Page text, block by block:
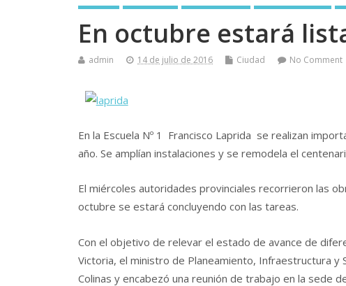
En octubre estará
admin 14 de julio de 2016 Ciudad No Comment
En la Escuela Nº 1 Francisco Laprida se realizan
año. Se amplían instalaciones y se remodela el
El miércoles autoridades provinciales recorrieron las
octubre se estará concluyendo con las tareas.
Con el objetivo de relevar el estado de avance de
Victoria, el ministro de Planeamiento, Infraestructura y
Colinas y encabezó una reunión de trabajo en la sede